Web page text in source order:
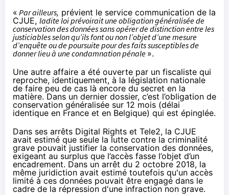
« Par ailleurs, prévient le service communication de la
CJUE, ladite loi prévoirait une obligation généralisée de
conservation des données sans opérer de distinction entre les
justiciables selon qu’ils font ou non l’objet d’une mesure
d’enquête ou de poursuite pour des faits susceptibles de
donner lieu à une condamnation pénale ».
Une autre affaire a été ouverte par un fiscaliste qui
reproche, identiquement, à la législation nationale
de faire peu de cas là encore du secret en la
matière. Dans un dernier dossier, c’est l’obligation de
conservation généralisée sur 12 mois (délai
identique en France et en Belgique) qui est épinglée.
Dans ses arrêts Digital Rights et Tele2, la CJUE
avait estimé que seule la lutte contre la criminalité
grave pouvait justifier la conservation des données,
exigeant au surplus que l’accès fasse l’objet d’un
encadrement. Dans un arrêt du 2 octobre 2018, la
même juridiction avait estimé toutefois qu'un accès
limité à ces données pouvait être engagé dans le
cadre de la répression d'une infraction non grave.